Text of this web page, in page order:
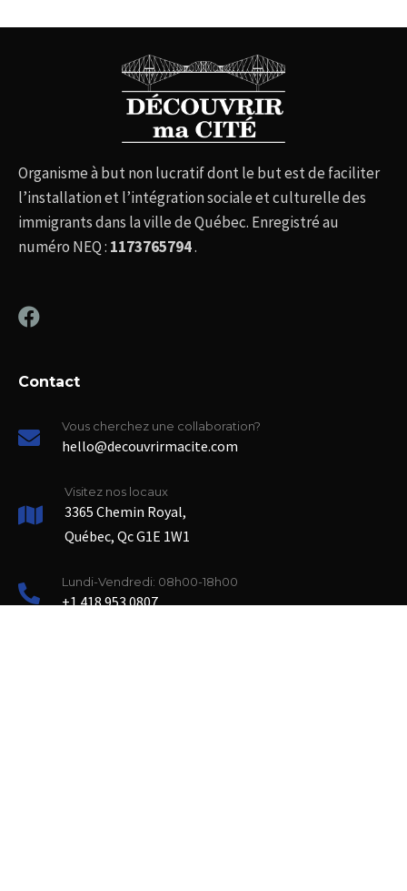
Organisme à but non lucratif dont le but est de faciliter
l’installation et l’intégration sociale et culturelle des
immigrants dans la ville de Québec. Enregistré au
numéro NEQ : 1173765794.
Contact
Vous cherchez une collaboration?
hello@decouvrirmacite.com
Visitez nos locaux
3365 Chemin Royal,
Québec, Qc G1E 1W1
Lundi-Vendredi: 08h00-18h00
+1 418 953 0807